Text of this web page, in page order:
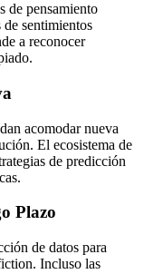
de pensamiento
sentimientos
a reconocer
acomodar nueva
El ecosistema de
de predicción
Plazo
de datos para
Incluso las